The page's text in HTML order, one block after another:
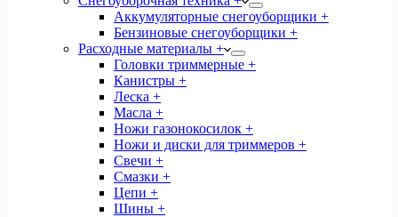
Аккумуляторные снегоуборщики +
Бензиновые снегоуборщики +
Расходные материалы +
Головки триммерные +
Канистры +
Леска +
Масла +
Ножи газонокосилок +
Ножи и диски для триммеров +
Свечи +
Смазки +
Цепи +
Шины +